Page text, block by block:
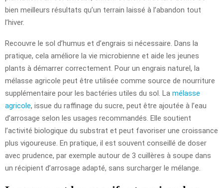
bien meilleurs résultats qu’un terrain laissé à l’abandon tout
l’hiver.
Recouvre le sol d’humus et d’engrais si nécessaire. Dans la
pratique, cela améliore la vie microbienne et aide les jeunes
plants à démarrer correctement. Pour un engrais naturel, la
mélasse agricole peut être utilisée comme source de nourriture
supplémentaire pour les bactéries utiles du sol. La mélasse
agricole, issue du raffinage du sucre, peut être ajoutée à l’eau
d’arrosage selon les usages recommandés. Elle soutient
l’activité biologique du substrat et peut favoriser une croissance
plus vigoureuse. En pratique, il est souvent conseillé de doser
avec prudence, par exemple autour de 3 cuillères à soupe dans
un récipient d’arrosage adapté, sans surcharger le mélange.